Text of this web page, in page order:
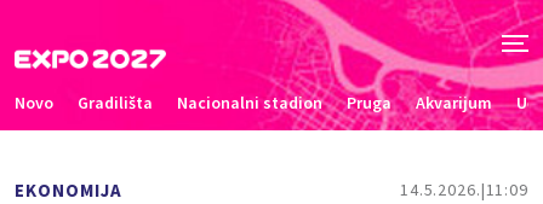
Novo Gradilišta Nacionalni stadion Pruga Akvarijum
EKONOMIJA 14.5.2026. 11:09